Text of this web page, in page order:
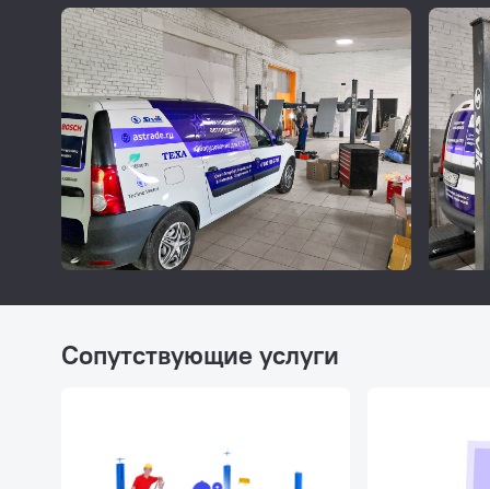
Пневматический привод стопоров с управлением
Сопутствующие услуги